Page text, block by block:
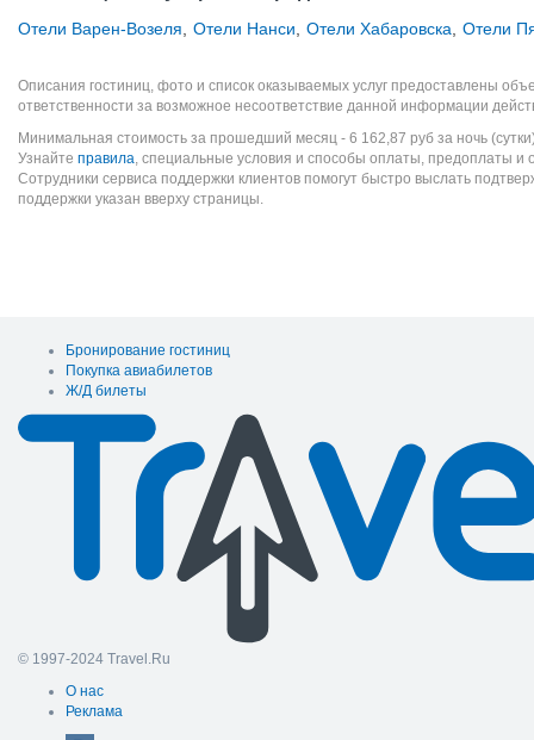
Отели Варен-Возеля Отели Нанси Отели Хабаровска Отели
Описания гостиниц, фото и список оказываемых услуг предоставлены
ответственности за возможное несоответствие данной информации
Минимальная стоимость за прошедший месяц - 6 162,87 руб за ночь
Узнайте правила, специальные условия и способы оплаты, предоплаты и
Сотрудники сервиса поддержки клиентов помогут быстро выслать
поддержки указан вверху страницы.
Бронирование гостиниц
Покупка авиабилетов
Ж/Д билеты
© 1997-2024 Travel.Ru
О нас
Реклама